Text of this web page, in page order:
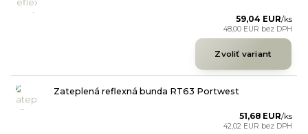
59,04 EUR/ks
48,00 EUR bez DPH
Zvoliť variant
Zateplená reflexná bunda RT63 Portwest
51,68 EUR/ks
42,02 EUR bez DPH